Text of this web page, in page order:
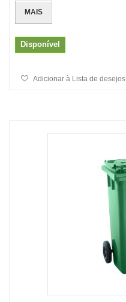
MAIS
Disponível
Adicionar à Lista de desejos